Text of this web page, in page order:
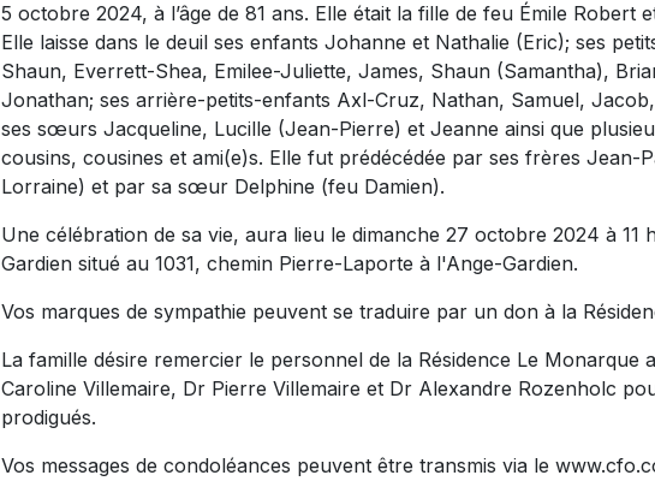
5 octobre 2024, à l’âge de 81 ans. Elle était la fille de feu Émile Robert
Elle laisse dans le deuil ses enfants Johanne et Nathalie (Eric); ses
Shaun, Everrett-Shea, Emilee-Juliette, James, Shaun (Samantha),
Jonathan; ses arrière-petits-enfants Axl-Cruz, Nathan, Samuel,
ses sœurs Jacqueline, Lucille (Jean-Pierre) et Jeanne ainsi que
cousins, cousines et ami(e)s. Elle fut prédécédée par ses frères Jean-
Lorraine) et par sa sœur Delphine (feu Damien).
Une célébration de sa vie, aura lieu le dimanche 27 octobre 2024 à 11
Gardien situé au 1031, chemin Pierre-Laporte à l'Ange-Gardien.
Vos marques de sympathie peuvent se traduire par un don à la
La famille désire remercier le personnel de la Résidence Le Monarque
Caroline Villemaire, Dr Pierre Villemaire et Dr Alexandre Rozenholc
prodigués.
Vos messages de condoléances peuvent être transmis via le